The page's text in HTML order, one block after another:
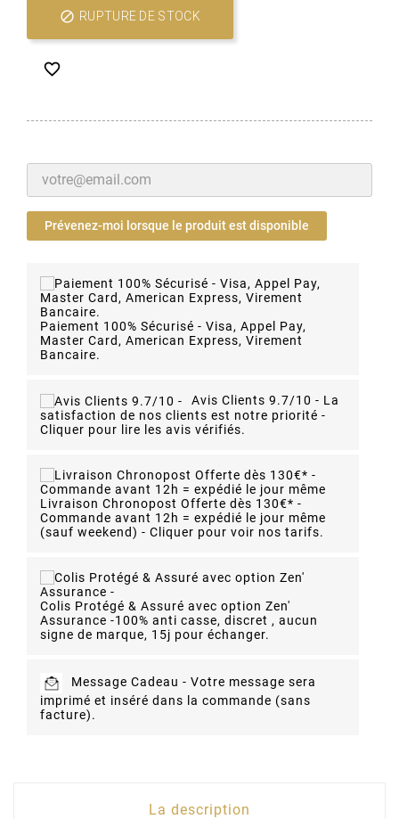
 RUPTURE DE STOCK

Prévenez-moi lorsque le produit est disponible
Paiement 100% Sécurisé - Visa, Appel Pay,
Master Card, American Express, Virement
Bancaire.
Avis Clients 9.7/10 - La
satisfaction de nos clients est notre priorité -
Cliquer pour lire les avis vérifiés.
Livraison Chronopost Offerte dès 130€* -
Commande avant 12h = expédié le jour même
(sauf weekend) - Cliquer pour voir nos tarifs.
Colis Protégé & Assuré avec option Zen'
Assurance -100% anti casse, discret , aucun
signe de marque, 15j pour échanger.
Message Cadeau - Votre message sera
imprimé et inséré dans la commande (sans
facture).
La description